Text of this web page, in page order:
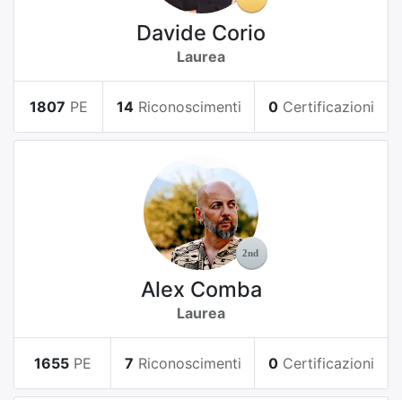
Davide Corio
Laurea
1807 PE 14 Riconoscimenti 0 Certificazioni
Alex Comba
Laurea
1655 PE 7 Riconoscimenti 0 Certificazioni